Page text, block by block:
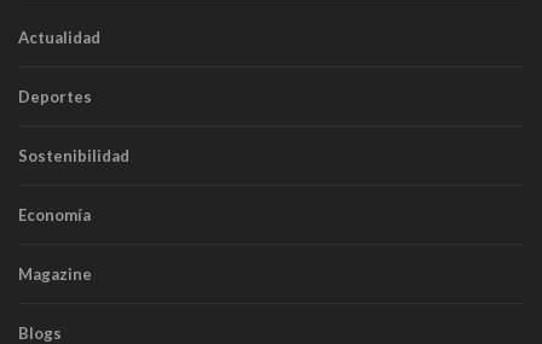
Actualidad
Deportes
Sostenibilidad
Economía
Magazine
Blogs